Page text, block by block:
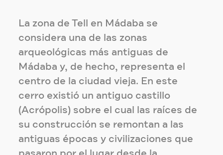
La zona de Tell en Mádaba se
considera una de las zonas
arqueológicas más antiguas de
Mádaba y, de hecho, representa el
centro de la ciudad vieja. En este
cerro existió un antiguo castillo
(Acrópolis) sobre el cual las raíces de
su construcción se remontan a las
antiguas épocas y civilizaciones que